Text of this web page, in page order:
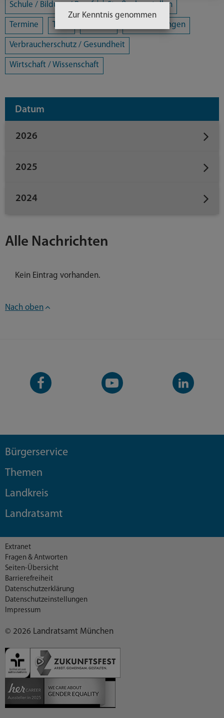
Alle Nachrichten
Kein Eintrag vorhanden.
Schule / Bildung / Beruf Straßenbaustellen
Termine Tiere Veranstaltungen
Verbraucherschutz / Gesundheit
Wirtschaft / Wissenschaft
Datum
2026
2025
2024
Nach oben
Facebook-
Seite
YouTube-
Kanal
LinkedIn-
Kanal
Bürgerservice
Themen
Landkreis
Landratsamt
© 2026 Landratsamt München
Extranet
Fragen & Antworten
Seiten-Übersicht
Barrierefreiheit
Datenschutzerklärung
Datenschutzeinstellungen
Impressum
Zur Kenntnis genommen